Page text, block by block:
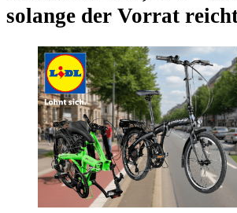
solange der Vorrat